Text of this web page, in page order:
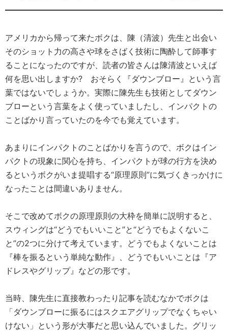
アメリカから帰って来たボクは、陳（清波）先生と出会い
そのショット力の高さや球をさばく技術に陶酔して師事す
ることになったのですが、読者の皆さんは陳清波といえば
何を思い出しますか? おそらく『ダウンブロー』という言
葉ではないでしょうか。実際に陳先生も技術としてダウン
ブローという言葉をよく使っていましたし、インパクトの
ことばかり言っていたのを今でも覚えています。
あまりにインパクトのことばかりを言うので、ボクはイン
パクトの現象に関心を持ち、インパクトが球の行方を決め
るというボクがいま提唱する“原理原則”に気づくきっかけに
なったことは間違いありません。
そこで改めてボクの原理原則の大枠を簡単に説明すると、
スウィングは“どうでもいいこと”と“どうでもよくないこ
と”の2つに分けて考えています。どうでもよくないことは
『棒を振るという単純な動作』、どうでもいいことは『ア
ドレスやグリップ』などの形です。
当時、陳先生に直接教わったり記事を読むなかでボクは
「ダウンブローに振るにはスクエアグリップでなくちゃい
けない」という形が大事だと思い込んでいました。グリッ